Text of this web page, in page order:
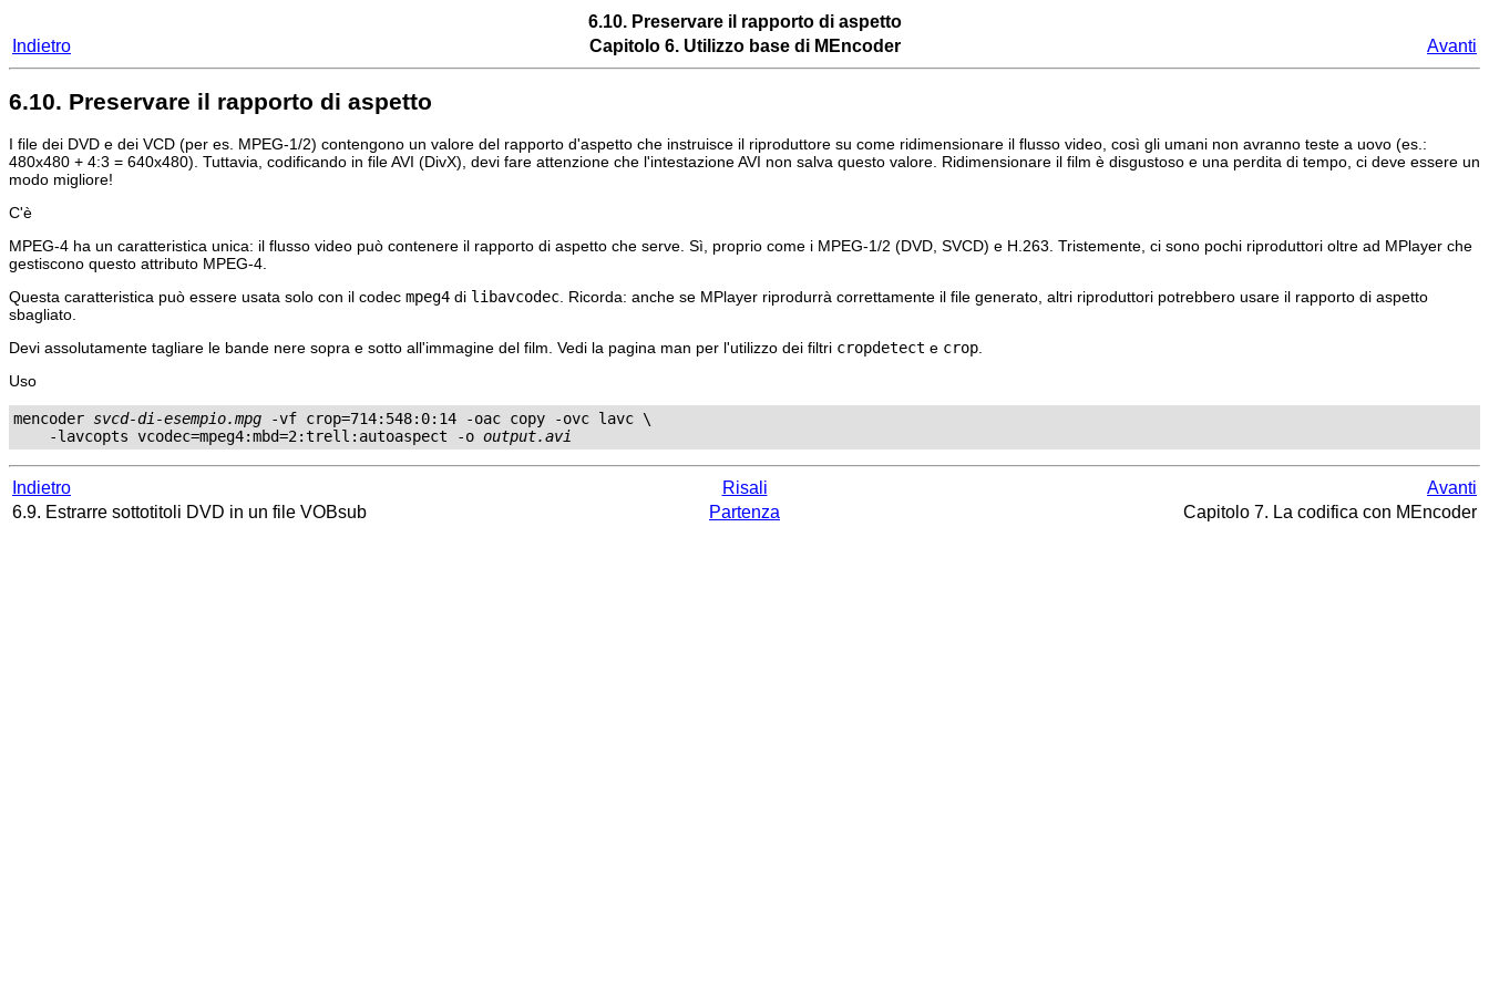
6.10. Preservare il rapporto di aspetto
Indietro
Capitolo 6. Utilizzo base di MEncoder Avanti
6.10. Preservare il rapporto di aspetto
I file dei DVD e dei VCD (per es. MPEG-1/2) contengono un valore del rapporto d'aspetto che instruisce il riproduttore su come ridimensionare il flusso video, così gli umani non avranno teste a uovo (es.:
480x480 + 4:3 = 640x480). Tuttavia, codificando in file AVI (DivX), devi fare attenzione che l'intestazione AVI non salva questo valore. Ridimensionare il film è disgustoso e una perdita di tempo, ci deve essere un
modo migliore!
C'è
MPEG-4 ha un caratteristica unica: il flusso video può contenere il rapporto di aspetto che serve. Sì, proprio come i MPEG-1/2 (DVD, SVCD) e H.263. Tristemente, ci sono pochi riproduttori oltre ad MPlayer che
gestiscono questo attributo MPEG-4.
Questa caratteristica può essere usata solo con il codec mpeg4 di libavcodec . Ricorda: anche se MPlayer riprodurrà correttamente il file generato, altri riproduttori potrebbero usare il rapporto di aspetto
sbagliato.
Devi assolutamente tagliare le bande nere sopra e sotto all'immagine del film. Vedi la pagina man per l'utilizzo dei filtri cropdetect e crop
Uso
mencoder svcd-di-esempio.mpg -vf crop=714:548:0:14 -oac copy -ovc lavc \
    -lavcopts vcodec=mpeg4:mbd=2:trell:autoaspect -o
output.avi
Indietro Risali
Avanti
6.9. Estrarre sottotitoli DVD in un file VOBsub
Partenza Capitolo 7. La codifica con MEncoder